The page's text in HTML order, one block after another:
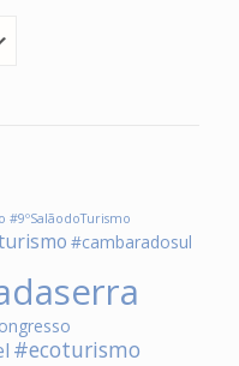
#9ºSalãodoTurismo
#cambaradosul
#ecoturismo